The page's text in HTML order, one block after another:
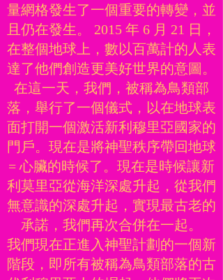
量網格發生了一個重要的轉變，並
且仍在發生。 2015 年 6 月 21 日，
在整個地球上，數以百萬計的人表
達了他們創造更美好世界的意圖。
在這一天，我們，被稱為鳥類部
落，舉行了一個儀式，以在地球表
面打開一個激活新利穆里亞國家的
門戶。現在是將神聖秩序帶回地球
= 心臟的時候了。現在是時候讓新
利莫里亞從海洋深處升起，從我們
無意識的深處升起，實現最古老的
承諾，我們再次合併在一起。
我們現在正進入神聖計劃的一個新
階段，即所有被稱為鳥類部落的古